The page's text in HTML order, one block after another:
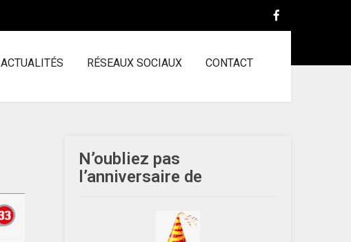
ACTUALITÉS RÉSEAUX SOCIAUX CONTACT
N’oubliez pas
l’anniversaire de